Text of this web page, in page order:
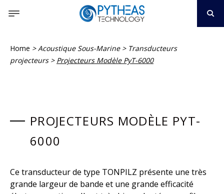
Home > Acoustique Sous-Marine > Transducteurs
projecteurs > Projecteurs Modèle PyT-6000
PROJECTEURS MODÈLE PYT-
6000
Ce transducteur de type TONPILZ présente une très
grande largeur de bande et une grande efficacité